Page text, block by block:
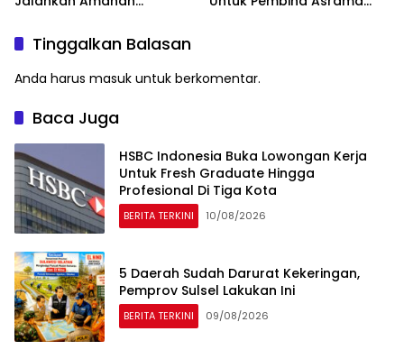
Gubernur Sulawesi Selatan
Tinggalkan Balasan
Anda harus masuk untuk berkomentar.
Baca Juga
HSBC Indonesia Buka Lowongan Kerja
Untuk Fresh Graduate Hingga
Profesional Di Tiga Kota
BERITA TERKINI 10/08/2026
5 Daerah Sudah Darurat Kekeringan,
Pemprov Sulsel Lakukan Ini
BERITA TERKINI 09/08/2026